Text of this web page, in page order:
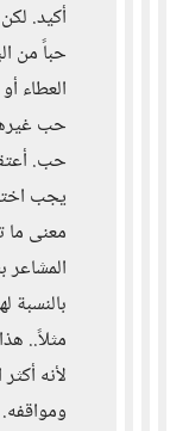
أكيد.
حباً من
العطاء
حب
حب.
يجب
معنى ما
بالنسبة
مثلاً..
لأنه
ومواقفه.